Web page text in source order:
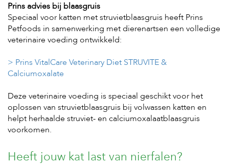
Prins advies bij blaasgruis
Speciaal voor katten met struvietblaasgruis heeft Prins
Petfoods in samenwerking met dierenartsen een volledige
veterinaire voeding ontwikkeld:
> Prins VitalCare Veterinary Diet STRUVITE &
Calciumoxalate
Deze veterinaire voeding is speciaal geschikt voor het
oplossen van struvietblaasgruis bij volwassen katten en
helpt herhaalde struviet- en calciumoxalaatblaasgruis
voorkomen.
Heeft jouw kat last van nierfalen?